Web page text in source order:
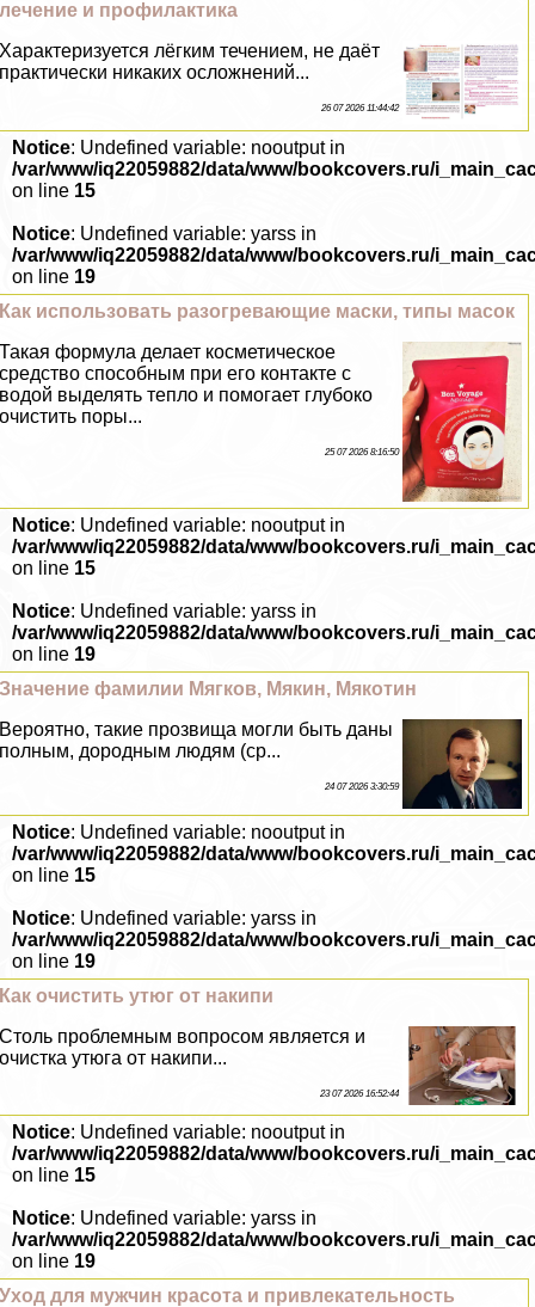
лечение и профилактика
Хаpaктеризуется лёгким течением, не даёт
пpaктически никаких осложнений...
26 07 2026 11:44:42
Notice: Undefined variable: nooutput in
/var/www/iq22059882/data/www/bookcovers.ru/
on line 15
Notice: Undefined variable: yarss in
/var/www/iq22059882/data/www/bookcovers.ru/
on line 19
Как использовать разогревающие маски, типы масок
Такая формула делает косметическое
средство способным при его контакте с
водой выделять тепло и помогает глубоко
очистить поры...
25 07 2026 8:16:50
Notice: Undefined variable: nooutput in
/var/www/iq22059882/data/www/bookcovers.ru/
on line 15
Notice: Undefined variable: yarss in
/var/www/iq22059882/data/www/bookcovers.ru/
on line 19
Значение фамилии Мягков, Мякин, Мякотин
Вероятно, такие прозвища могли быть даны
полным, дородным людям (ср...
24 07 2026 3:30:59
Notice: Undefined variable: nooutput in
/var/www/iq22059882/data/www/bookcovers.ru/
on line 15
Notice: Undefined variable: yarss in
/var/www/iq22059882/data/www/bookcovers.ru/
on line 19
Как очистить утюг от накипи
Столь проблемным вопросом является и
очистка утюга от накипи...
23 07 2026 16:52:44
Notice: Undefined variable: nooutput in
/var/www/iq22059882/data/www/bookcovers.ru/
on line 15
Notice: Undefined variable: yarss in
/var/www/iq22059882/data/www/bookcovers.ru/
on line 19
Уход для мужчин красота и привлекательность